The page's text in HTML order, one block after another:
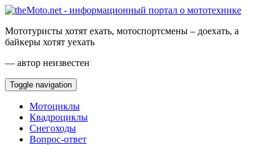
Мототуристы хотят ехать, мотоспортсмены – доехать, а
байкеры хотят уехать
— автор неизвестен
Toggle navigation
Мотоциклы
Квадроциклы
Снегоходы
Вопрос-ответ